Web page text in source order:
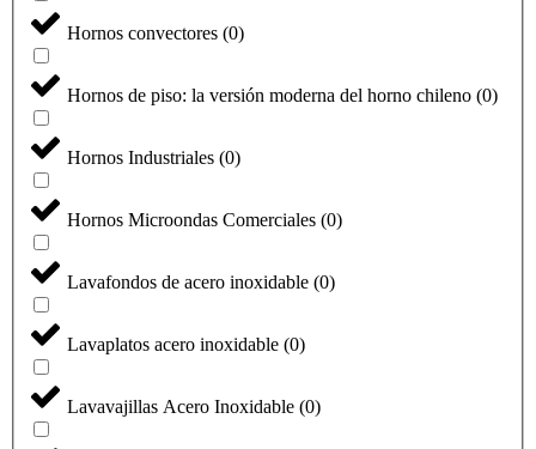
Hornos convectores (0)
Hornos de piso: la versión moderna del horno chileno (0)
Hornos Industriales (0)
Hornos Microondas Comerciales (0)
Lavafondos de acero inoxidable (0)
Lavaplatos acero inoxidable (0)
Lavavajillas Acero Inoxidable (0)